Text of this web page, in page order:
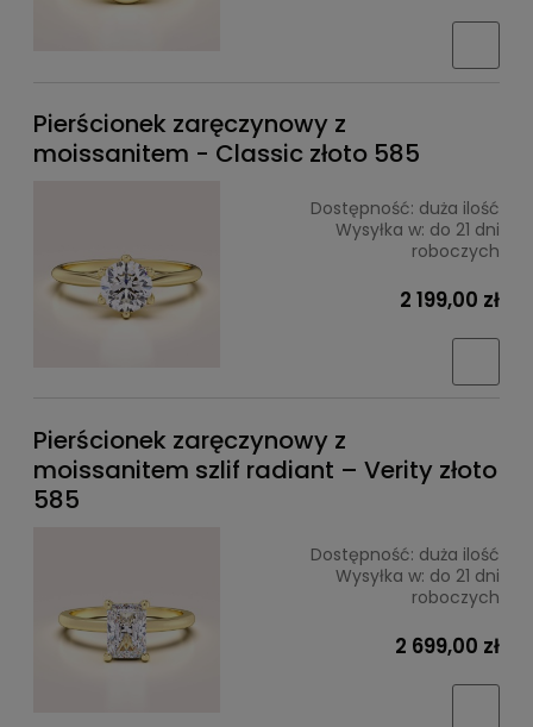
Pierścionek zaręczynowy z
moissanitem - Classic złoto 585
Dostępność: duża ilość
Wysyłka w: do 21 dni
roboczych
2 199,00 zł
Pierścionek zaręczynowy z
moissanitem szlif radiant – Verity złoto
585
Dostępność: duża ilość
Wysyłka w: do 21 dni
roboczych
2 699,00 zł